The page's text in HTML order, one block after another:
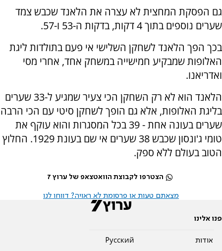
גם הפסקת המחצית לא עצרה את הלאנד שכבש צמד
שערים נוספים בתוך 4 דקות, בדקות ה-53 ו-57.
בכך הפך הלאנד לשחקן השלישי אי פעם בתולדות ליגת
האלופות שמבקיע חמישייה במשחק אחד, אחרי מסי
ואדריאנו.
הלאנד הוא לא רק השחקן הכי צעיר שמגיע ל-33 שערים
בליגת האלופות, אלא גם הופך לשחקן סיטי עם הכי הרבה
שערים בעונה אחת - 39 בכל המסגרות והוא עוקף את
טומי ג'ונסון שכבש 38 שערים אי שם בעונת 1929. החלוץ
הטוב בעולם ללא ספק.
הצטרפו לקבוצת הוואטצאפ של ערוץ 7
מצאתם טעות או פרסומת לא ראויה? דווחו לנו
פנו אלינו
אודות
Pусский